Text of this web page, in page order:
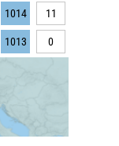
1014 11
1013 0